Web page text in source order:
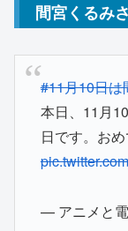
間宮くるみ
#11月10日は
本日、11月
日です。おめ
— アニメと